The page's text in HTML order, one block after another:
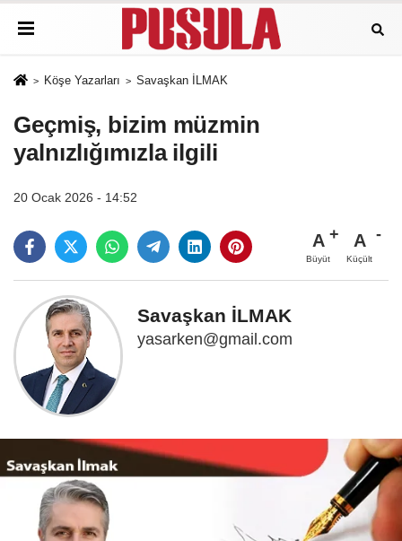
Köşe Yazarları Savaşkan İLMAK
Geçmiş, bizim müzmin
yalnızlığımızla ilgili
20 Ocak 2026 - 14:52
A
Büyüt
A
Küçült
Savaşkan İLMAK
yasarken@gmail.com